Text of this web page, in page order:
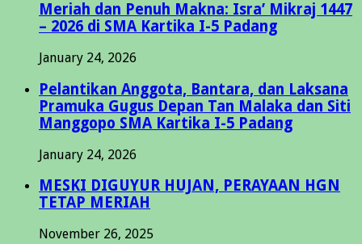
Meriah dan Penuh Makna: Isra’ Mikraj 1447
– 2026 di SMA Kartika I-5 Padang
January 24, 2026
Pelantikan Anggota, Bantara, dan Laksana
Pramuka Gugus Depan Tan Malaka dan Siti
Manggopo SMA Kartika I-5 Padang
January 24, 2026
MESKI DIGUYUR HUJAN, PERAYAAN HGN
TETAP MERIAH
November 26, 2025